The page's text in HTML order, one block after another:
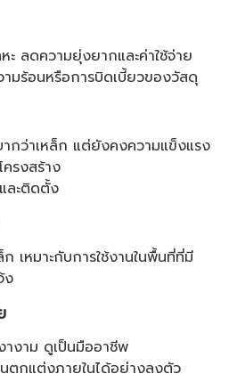
ะ ลดความยุ่งยากและค่าใช้จ่าย
มร้อนหรือการบิดเบี้ยวของวัสดุ
กว่าเหล็ก แต่ยังคงความแข็งแรง
รงสร้าง
ละติดตั้ง
เหมาะกับการใช้งานในพื้นที่ที่มี
ง
างาม ดูเป็นมืออาชีพ
นตกแต่งภายในได้อย่างลงตัว